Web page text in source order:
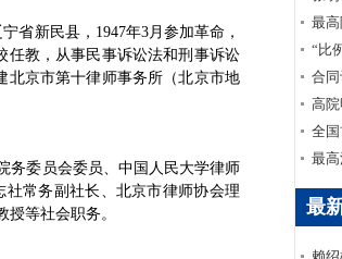
省新民县，1947年3月参加革命，
任教，从事民事诉讼法和刑事诉讼
北京市第十律师事务所（北京市地
务委员会委员、中国人民大学律师
常务副社长、北京市律师协会理
等社会职务。
最
决
围
“比
合
理
高
应
确
全
最
最